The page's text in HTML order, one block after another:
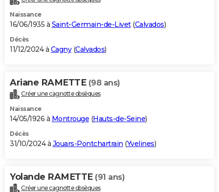
Naissance
16/06/1935 à Saint-Germain-de-Livet(Calvados)
Décès
11/12/2024 à Cagny(Calvados)
Ariane RAMETTE (98 ans)
Créer une cagnotte obsèques
Naissance
14/05/1926 à Montrouge (Hauts-de-Seine)
Décès
31/10/2024 à Jouars-Pontchartrain (Yvelines)
Yolande RAMETTE (91 ans)
Créer une cagnotte obsèques